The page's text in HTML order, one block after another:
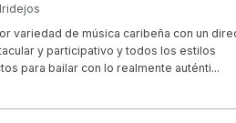
variedad de música caribeña con un
y participativo y todos los estilos
para bailar con lo realmente auténti...